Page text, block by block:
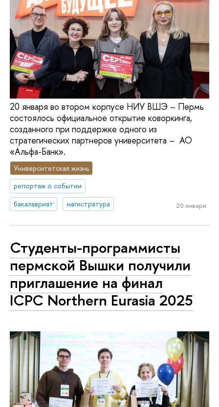
20 января во втором корпусе НИУ ВШЭ – Пермь
состоялось официальное открытие коворкинга,
созданного при поддержке одного из
стратегических партнеров университета – АО
«Альфа-Банк».
Университетская жизнь
репортаж о событии
бакалавриат
магистратура 20 января
Студенты-программисты
пермской Вышки получили
приглашение на финал
ICPC Northern Eurasia 2025